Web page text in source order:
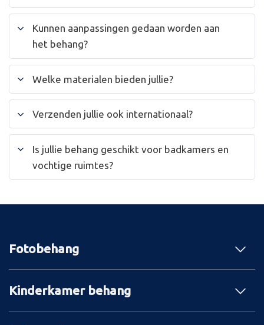
Kunnen aanpassingen gedaan worden aan
het behang?
Welke materialen bieden jullie?
Verzenden jullie ook internationaal?
Is jullie behang geschikt voor badkamers en
vochtige ruimtes?
Fotobehang
Kinderkamer behang